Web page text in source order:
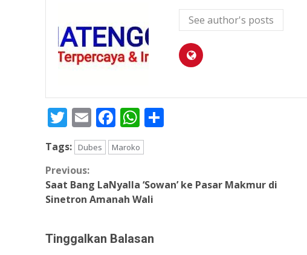
See author's posts
Twitter
EmailFacebook
WhatsApp
Tags: Dubes Maroko
Continue
Reading
Previous:
Saat Bang LaNyalla ‘Sowan’ ke Pasar Makmur di
Sinetron Amanah Wali
Tinggalkan Balasan